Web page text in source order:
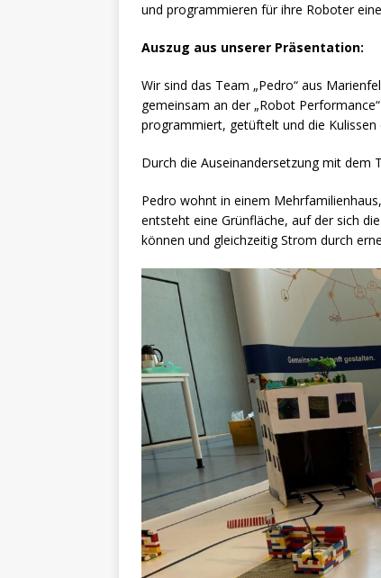
und programmieren für ihre Roboter
Auszug aus unserer Präsentation:
Wir sind das Team „Pedro“ aus
gemeinsam an der „Robot
programmiert, getüftelt und die Kulissen
Durch die Auseinandersetzung mit dem
Pedro wohnt in einem
entsteht eine Grünfläche, auf der sich
können und gleichzeitig Strom durch